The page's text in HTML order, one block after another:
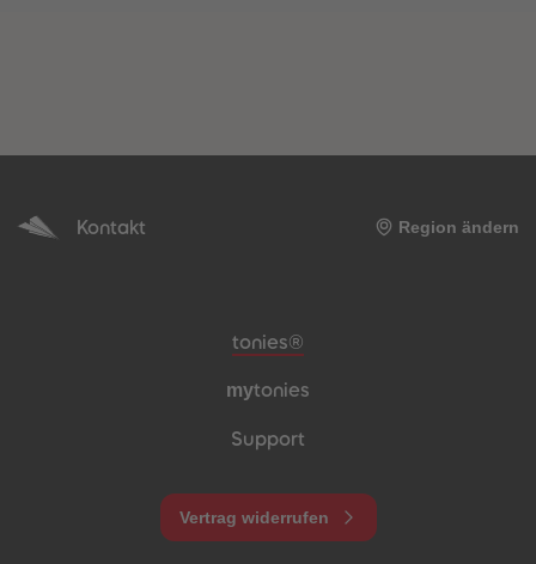
Kontakt Region ändern
Meta-Navigation Footer
tonies®
mytonies
Support
Vertrag widerrufen